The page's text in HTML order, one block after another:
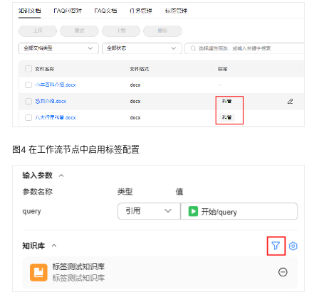
点
变
知
识
节
量
聚
图4 在工作流节点中启用标签配置